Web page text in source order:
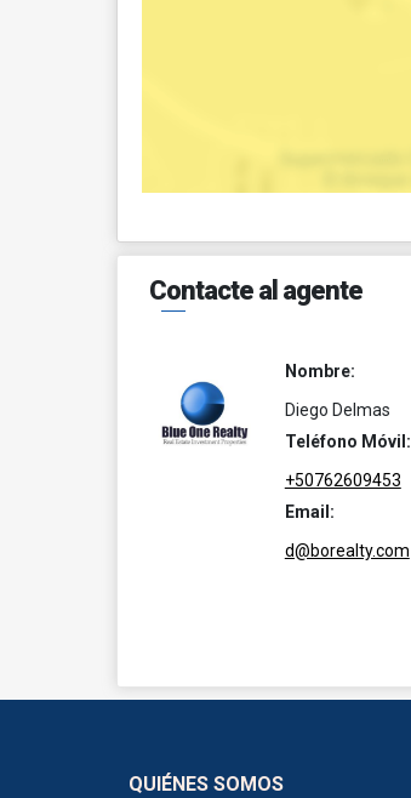
Contacte al agente
Nombre:
Diego Delmas
Teléfono Móvil:
+50762609453
Email:
d@borealty.com
QUIÉNES SOMOS